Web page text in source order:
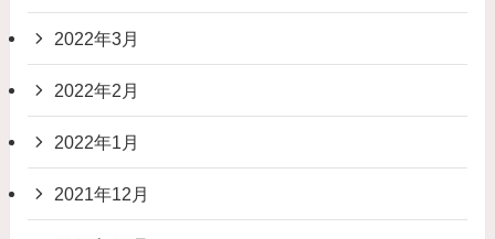
2022年3月
2022年2月
2022年1月
2021年12月